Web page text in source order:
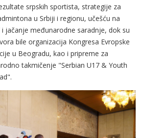
srpskih sportista, strategije za
u Srbiji i regionu, učešću na
i jačanje međunarodne saradnje, dok su
bile organizacija Kongresa Evropske
u Beogradu, kao i pripreme za
takmičenje "Serbian U17 & Youth